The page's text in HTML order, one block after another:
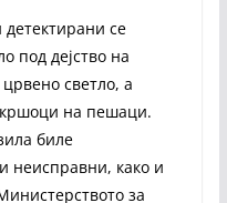
се
под дејство на
светло, а
на пешаци.
биле
неисправни, како и
за